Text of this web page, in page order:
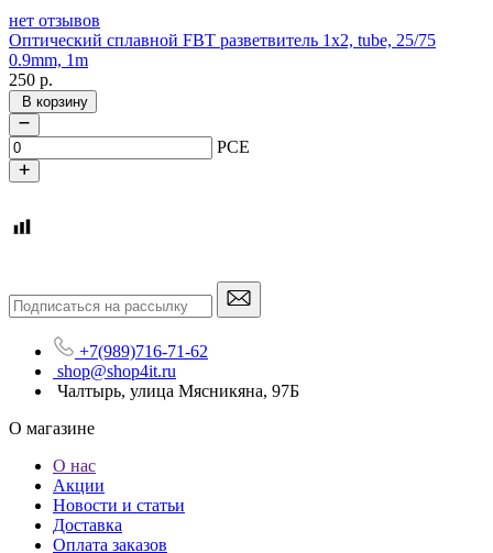
нет отзывов
Оптический сплавной FBT разветвитель 1x2, tube, 25/75
0.9mm, 1m
250 р.
В корзину
PCE
+7(989)716-71-62
shop@shop4it.ru
Чалтырь, улица Мясникяна, 97Б
О магазине
О нас
Акции
Новости и статьи
Доставка
Оплата заказов